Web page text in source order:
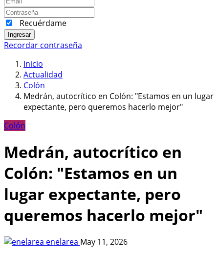
Recuérdame
Ingresar
Recordar contraseña
Inicio
Actualidad
Colón
Medrán, autocrítico en Colón: "Estamos en un lugar
expectante, pero queremos hacerlo mejor"
Colón
Medrán, autocrítico en
Colón: "Estamos en un
lugar expectante, pero
queremos hacerlo mejor"
enelarea May 11, 2026